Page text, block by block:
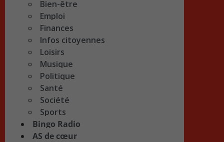
Bien-être
Emploi
Finances
Infos citoyennes
Loisirs
Musique
Politique
Santé
Société
Sports
Bingo Radio
AS de cœur